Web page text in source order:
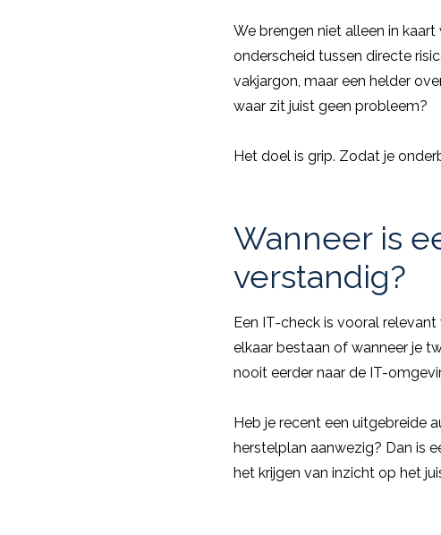
We brengen niet alleen in
onderscheid tussen directe
vakjargon, maar een helder
waar zit juist geen probleem?
Het doel is grip. Zodat je
Wanneer is
verstandig?
Een IT-check is vooral
elkaar bestaan of wanneer je
nooit eerder naar de IT-
Heb je recent een uitgebreide
herstelplan aanwezig? Dan is
het krijgen van inzicht op het